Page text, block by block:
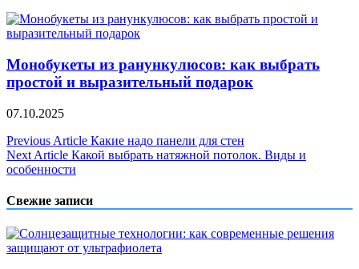
Монобукеты из ранункулюсов: как выбрать
простой и выразительный подарок
07.10.2025
Навигация
по
Previous Article Какие надо панели для стен
Next Article Какой выбрать натяжной потолок. Виды и
особенности
Свежие записи